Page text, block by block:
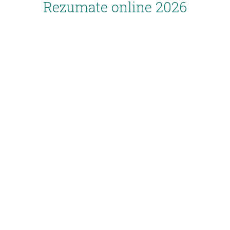
Rezumate online 2026